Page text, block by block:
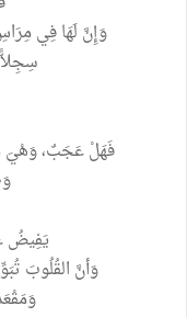
وَإِنَّ لَهَا فِي
سِجِلاًّ
فَهَلْ عَجَبٌ، وَهْيَ
يَفِيضُ
وَأنَّ القُلُوبَ